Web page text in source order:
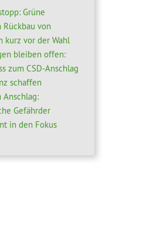
Grüne
von
kurz vor der Wahl
bleiben offen:
zum CSD-Anschlag
schaffen
Anschlag:
Gefährder
in den Fokus